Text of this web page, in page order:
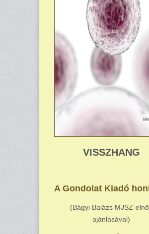
VISSZHANG
A Gondolat Kiadó
(Bágyi Balázs MJSZ-
ajánlásával)